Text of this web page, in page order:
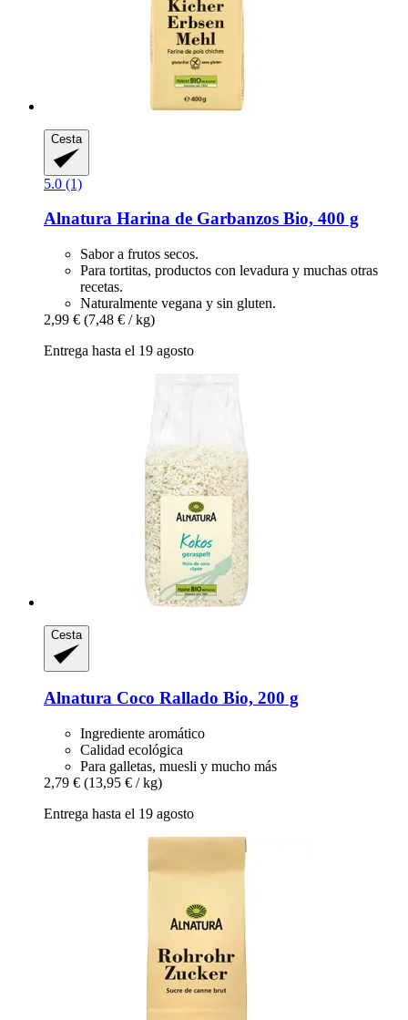
Cesta
5.0 (1)
Alnatura Harina de Garbanzos Bio, 400 g
Sabor a frutos secos.
Para tortitas, productos con levadura y muchas otras
recetas.
Naturalmente vegana y sin gluten.
2,99 € (7,48 € / kg)
Entrega hasta el 19 agosto
Cesta
Alnatura Coco Rallado Bio, 200 g
Ingrediente aromático
Calidad ecológica
Para galletas, muesli y mucho más
2,79 € (13,95 € / kg)
Entrega hasta el 19 agosto